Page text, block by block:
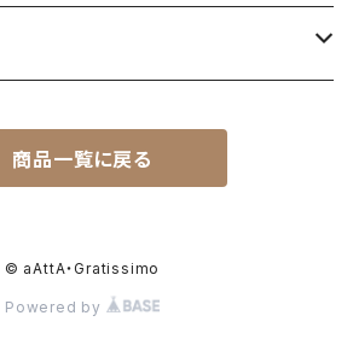
商品一覧に戻る
© aAttA・Gratissimo
Powered by